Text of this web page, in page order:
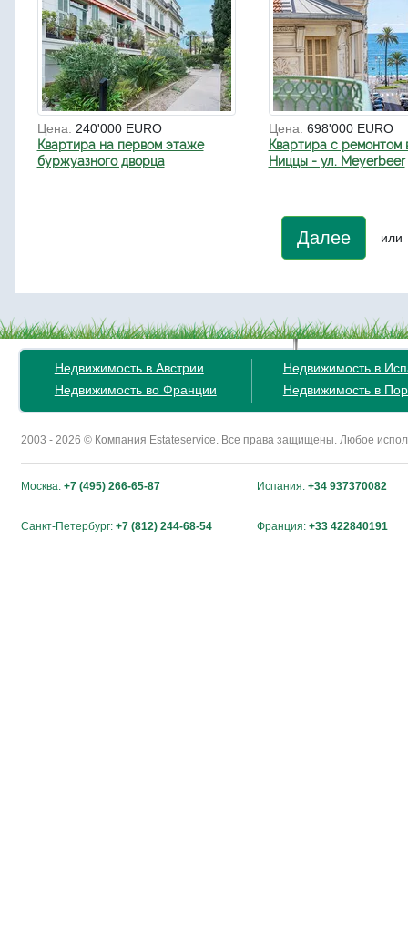
Цена: 240'000 EURO
Квартира на первом этаже
буржуазного дворца
Цена: 698'000 EURO
Квартира с ремонтом
Ниццы - ул. Meyerbeer
Далее или
Недвижимость в Австрии
Недвижимость во Франции
Недвижимость в
Недвижимость в
2003 - 2026 © Компания Estateservice. Все права защищены. Любое
Москва: +7 (495) 266-65-87 Испания: +34 937370082
Санкт-Петербург: +7 (812) 244-68-54 Франция: +33 422840191